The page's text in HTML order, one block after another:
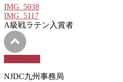
IMG_5038
IMG_5117
A級戦ラテン入賞者
NJDC九州事務局